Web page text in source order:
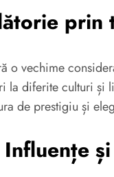
prin
o vechime
la diferite culturi și
de prestigiu și